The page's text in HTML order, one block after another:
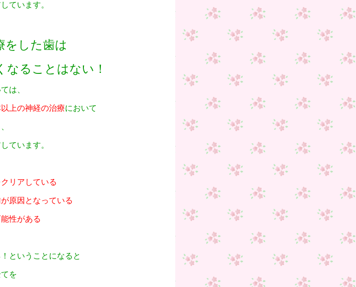
ています。
をした歯は
なることはない！
は、
上の神経の治療において
ています。
リアしている
原因となっている
性がある
ということになると
を